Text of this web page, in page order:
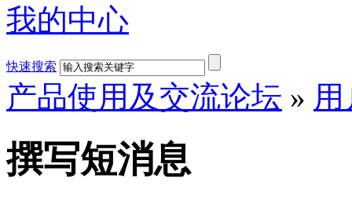
我的中心
快速搜索
产品使用及交流论坛 »
撰写短消息